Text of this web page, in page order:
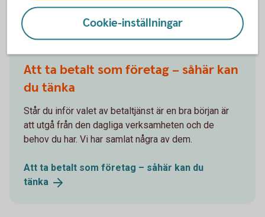
Andra läser också
Att ta betalt som företag – såhär kan
du tänka
Står du inför valet av betaltjänst är en bra början är
att utgå från den dagliga verksamheten och de
behov du har. Vi har samlat några av dem.
Att ta betalt som företag – såhär kan du
tänka
Cookie-inställningar